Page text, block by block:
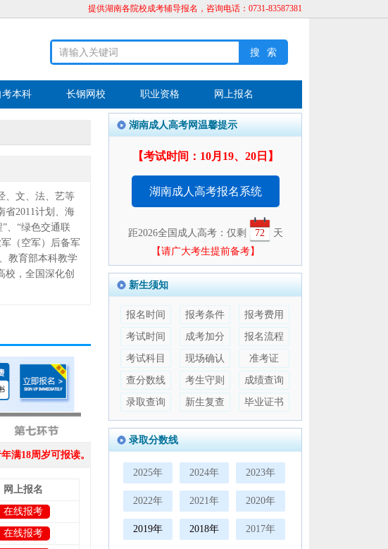
提供湖南各院校成考辅导报名，咨询电话：0731-83587381
考本科 长钢网校 职业资格 网上报名
、文、法、艺等
省2011计划、海
、“绿色交通联
（空军）后备军
教育部本科教学
校，全国深化创
满18周岁可报读。
网上报名
在线报考
在线报考
湖南成人高考网温馨提示
【考试时间：10月19、20日】
湖南成人高考报名系统
距2026全国成人高考：仅剩 72
天
【请广大考生提前备考】
新生须知
报名时间 报考条件 报考费用
考试时间 成考加分 报名流程
考试科目 现场确认 准考证
查分数线 考生守则 成绩查询
录取查询 新生复查 毕业证书
录取分数线
2025年 2024年 2023年
2022年 2021年 2020年
2019年 2018年 2017年